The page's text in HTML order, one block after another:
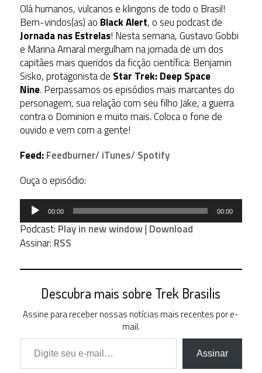
Olá humanos, vulcanos e klingons de todo o Brasil!
Bem-vindos(as) ao Black Alert, o seu podcast de
Jornada nas Estrelas! Nesta semana, Gustavo Gobbi
e Marina Amaral mergulham na jornada de um dos
capitães mais queridos da ficção científica: Benjamin
Sisko, protagonista de Star Trek: Deep Space
Nine. Perpassamos os episódios mais marcantes do
personagem, sua relação com seu filho Jake, a guerra
contra o Dominion e muito mais. Coloca o fone de
ouvido e vem com a gente!
Feed:Feedburner/ iTunes/ Spotify
Ouça o episódio:
Tocador
áudio
00:00 00:00
Podcast: Play in new window| Download
Assinar: RSS
Descubra mais sobre Trek Brasilis
Assine para receber nossas notícias mais recentes por e-
mail.
Digite seu e-mail…
Assinar